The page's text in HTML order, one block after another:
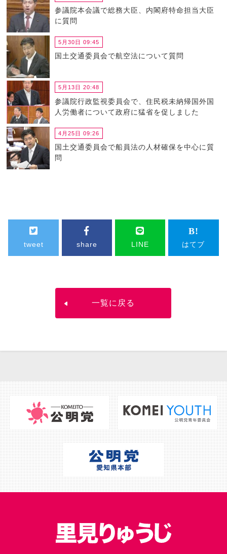
参議院本会議で総務大臣、内閣府特命担当大臣
に質問
5月30日 09:45
国土交通委員会で航空法について質問
5月13日 20:48
参議院行政監視委員会で、住民税未納帰国外国
人労働者について政府に猛省を促しました
4月25日 09:26
国土交通委員会で船員法の人材確保を中心に質
問
tweet share LINE はてブ
一覧に戻る